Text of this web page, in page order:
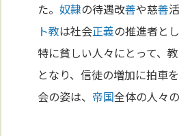
た。奴隷の待遇改善や慈善
ト教は社会正義の推進者と
特に貧しい人々にとって、
となり、信徒の増加に拍車
会の姿は、 帝国全体の人々